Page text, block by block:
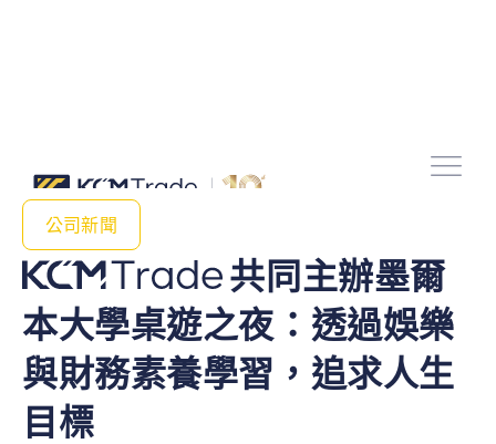
公司新聞
共同主辦墨爾
本大學桌遊之夜：透過娛樂
與財務素養學習，追求人生
目標